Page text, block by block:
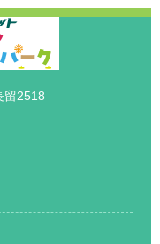
留2518